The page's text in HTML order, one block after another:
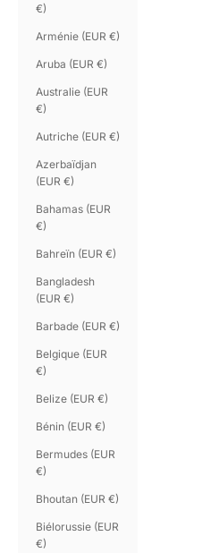
€)
Arménie (EUR €)
Aruba (EUR €)
Australie (EUR
€)
Autriche (EUR €)
Azerbaïdjan
(EUR €)
Bahamas (EUR
€)
Bahreïn (EUR €)
Bangladesh
(EUR €)
Barbade (EUR €)
Belgique (EUR
€)
Belize (EUR €)
Bénin (EUR €)
Bermudes (EUR
€)
Bhoutan (EUR €)
Biélorussie (EUR
€)